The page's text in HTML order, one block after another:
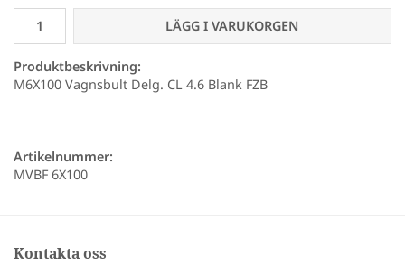
LÄGG I VARUKORGEN
Produktbeskrivning:
M6X100 Vagnsbult Delg. CL 4.6 Blank FZB
Artikelnummer:
MVBF 6X100
Kontakta oss